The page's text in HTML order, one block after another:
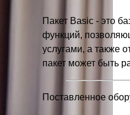
Пакет Basic - это
функций,
услугами, а также
пакет может быть
Поставленное